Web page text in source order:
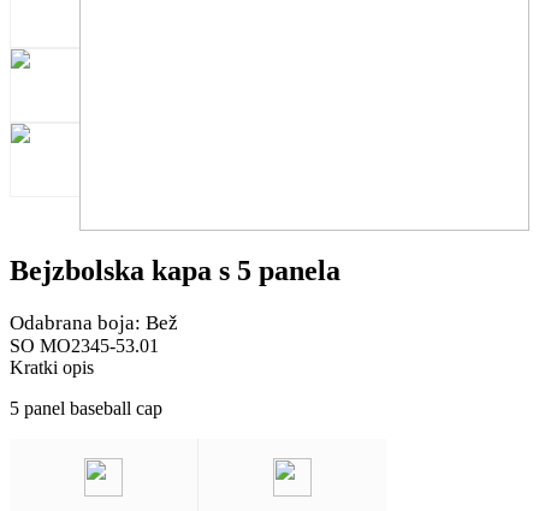
Bejzbolska kapa s 5 panela
Odabrana boja: Bež
SO MO2345-53.01
Kratki opis
5 panel baseball cap